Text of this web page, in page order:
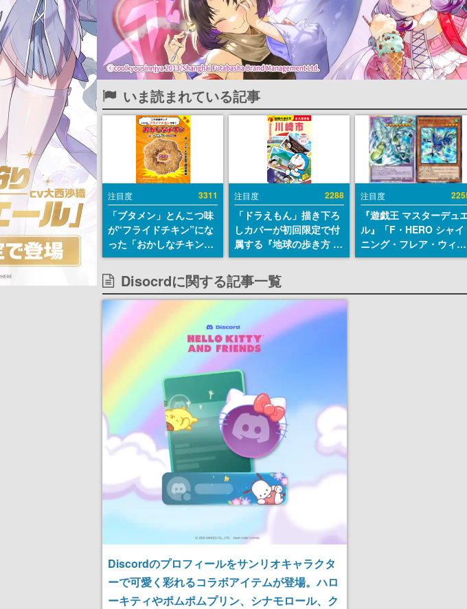
いま読まれている記事
注目度 3311
「ブタメン」とんこつ味
が“フライドチキン”にな
った「おかしなチキン」
が登場。8月11日より全
国のセブンイレブンで順
次発売、 「ブタメンく
ん」がデザインされた専
用袋が先着でついてくる
キャンペーンも実施
注目度 2288
「ドラえもん」描き下ろ
しカバーが初回限定で付
属する『地球の歩き方 川
崎市』が8月6日に発売。
全400ページの大ボリュ
ーム
注目度
『遊戯王 マスターデュ
ル』「F・HERO シャイ
ニング・フレア・ウィン
グマン」「E・HERO エ
Disocrdに関する記事一覧
Discordのプロフィールをサンリオキャラクタ
ーで可愛く彩れるコラボアイテムが登場。ハロ
ーキティやポムポムプリン、シナモロール、ク